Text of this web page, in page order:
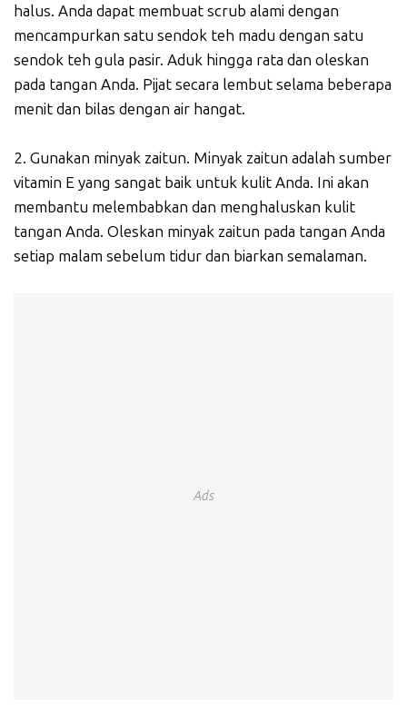
halus. Anda dapat membuat scrub alami dengan
mencampurkan satu sendok teh madu dengan satu
sendok teh gula pasir. Aduk hingga rata dan oleskan
pada tangan Anda. Pijat secara lembut selama beberapa
menit dan bilas dengan air hangat.
2. Gunakan minyak zaitun. Minyak zaitun adalah sumber
vitamin E yang sangat baik untuk kulit Anda. Ini akan
membantu melembabkan dan menghaluskan kulit
tangan Anda. Oleskan minyak zaitun pada tangan Anda
setiap malam sebelum tidur dan biarkan semalaman.
Ads